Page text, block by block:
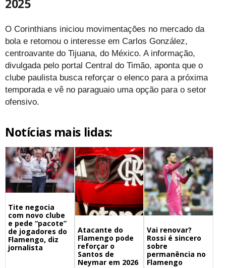
2025
O Corinthians iniciou movimentações no mercado da
bola e retomou o interesse em Carlos González,
centroavante do Tijuana, do México. A informação,
divulgada pelo portal Central do Timão, aponta que o
clube paulista busca reforçar o elenco para a próxima
temporada e vê no paraguaio uma opção para o setor
ofensivo.
Notícias mais lidas:
Tite negocia
com novo clube
e pede “pacote”
de jogadores do
Flamengo, diz
jornalista
Atacante do
Flamengo pode
reforçar o
Santos de
Neymar em 2026
Vai renovar?
Rossi é sincero
sobre
permanência no
Flamengo